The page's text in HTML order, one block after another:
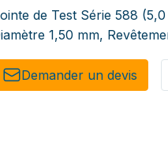
de Test Série 588
1,50 mm,
Demander un de​​vis​​